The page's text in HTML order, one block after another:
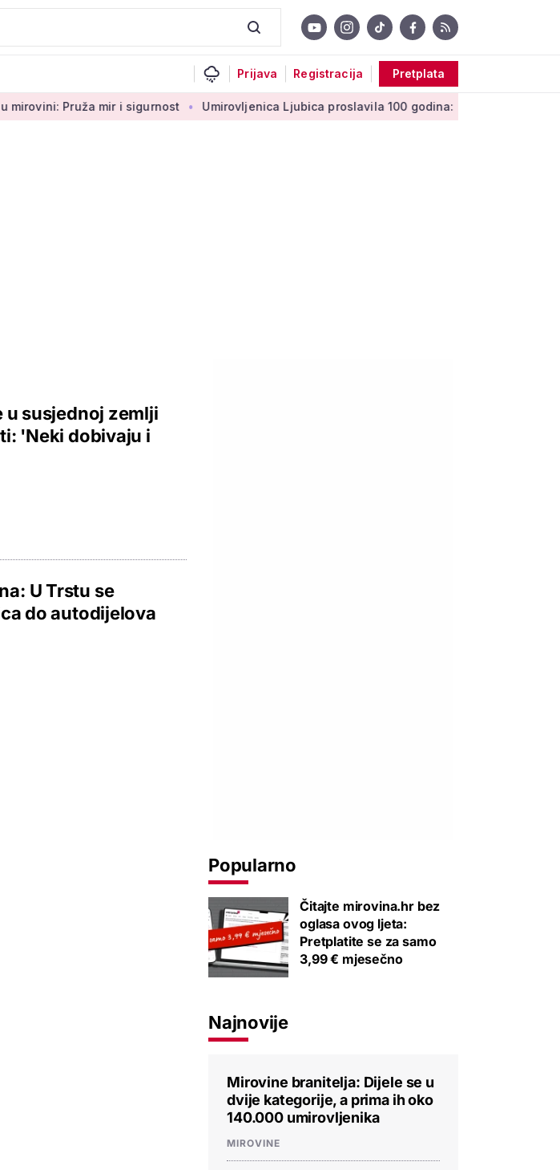
Prijava Registracija Pretplata
Pruža mir i sigurnost Umirovljenica Ljubica proslavila 100 godina: 'Stoljeće uspomena,
u susjednoj zemlji
'Neki dobivaju i
U Trstu se
do autodijelova
Popularno
Čitajte mirovina.hr bez
oglasa ovog ljeta:
Pretplatite se za samo
3,99 € mjesečno
Najnovije
Mirovine branitelja: Dijele se u
dvije kategorije, a prima ih oko
140.000 umirovljenika
MIROVINE